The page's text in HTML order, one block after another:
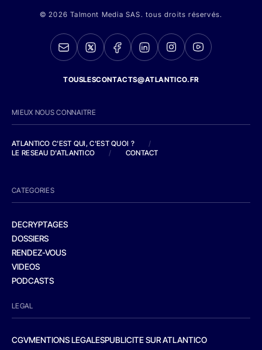
© 2026 Talmont Media SAS. tous droits réservés.
TOUSLESCONTACTS@ATLANTICO.FR
MIEUX NOUS CONNAITRE
ATLANTICO C'EST QUI, C'EST QUOI ?
/
LE RESEAU D'ATLANTICO
/ CONTACT
CATEGORIES
DECRYPTAGES
DOSSIERS
RENDEZ-VOUS
VIDEOS
PODCASTS
LEGAL
CGVMENTIONS LEGALESPUBLICITE SUR ATLANTICO